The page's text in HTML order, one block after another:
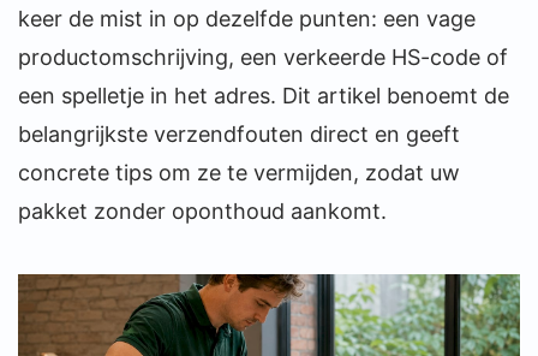
keer de mist in op dezelfde punten: een vage
productomschrijving, een verkeerde HS-code of
een spelletje in het adres. Dit artikel benoemt de
belangrijkste verzendfouten direct en geeft
concrete tips om ze te vermijden, zodat uw
pakket zonder oponthoud aankomt.